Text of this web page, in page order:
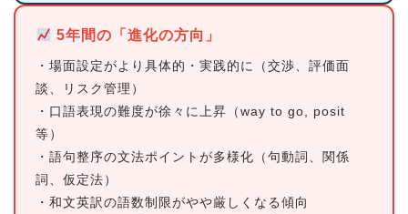
5年間の「進化の方向」
・場面設定がより具体的・実践的に（交渉、評価面
談、リスク管理）
・口語表現の難度が徐々に上昇（way to go, posit
等）
・語句整序の文法ポイントが多様化（句動詞、関係
詞、仮定法）
・和文英訳の語数制限がやや厳しくなる傾向